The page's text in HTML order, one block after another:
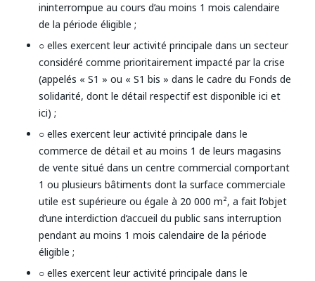
ininterrompue au cours d’au moins 1 mois calendaire
de la période éligible ;
○ elles exercent leur activité principale dans un secteur
considéré comme prioritairement impacté par la crise
(appelés « S1 » ou « S1 bis » dans le cadre du Fonds de
solidarité, dont le détail respectif est disponible ici et
ici) ;
○ elles exercent leur activité principale dans le
commerce de détail et au moins 1 de leurs magasins
de vente situé dans un centre commercial comportant
1 ou plusieurs bâtiments dont la surface commerciale
utile est supérieure ou égale à 20 000 m², a fait l’objet
d’une interdiction d’accueil du public sans interruption
pendant au moins 1 mois calendaire de la période
éligible ;
○ elles exercent leur activité principale dans le